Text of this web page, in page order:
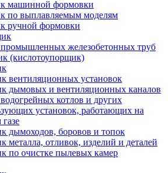
машинной формовки
по выплавляемым моделям
ручной формовки
промышленных железобетонных труб
(кислотоупорщик)
вентиляционных установок
дымовых и вентиляционных каналов
котлов и других
установок, работающих на
дымоходов, боровов и топок
металла, отливок, изделий и деталей
по очистке пылевых камер